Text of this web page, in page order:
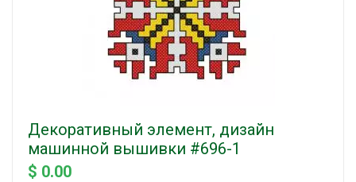
Декоративный элемент, дизайн
машинной вышивки #696-1
$ 0.00